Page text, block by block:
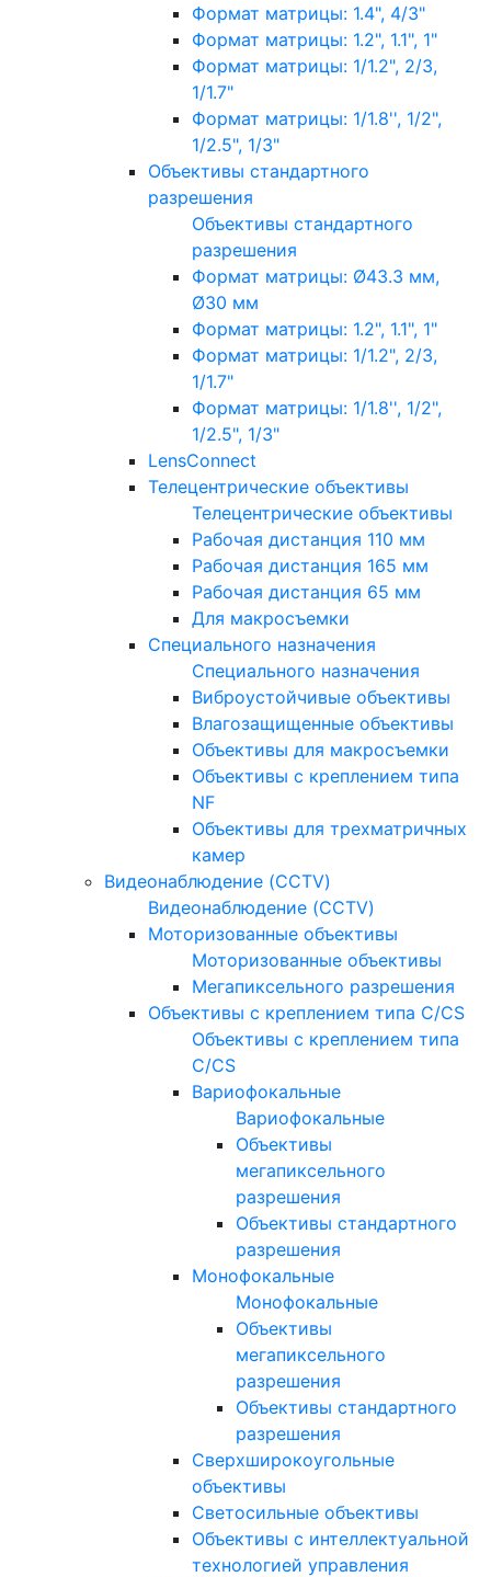
Формат матрицы: 1.4", 4/3"
Формат матрицы: 1.2", 1.1", 1"
Формат матрицы: 1/1.2", 2/3,
1/1.7"
Формат матрицы: 1/1.8'', 1/2",
1/2.5", 1/3"
Объективы стандартного
разрешения
Объективы стандартного
разрешения
Формат матрицы: Ø43.3 мм,
Ø30 мм
Формат матрицы: 1.2", 1.1", 1"
Формат матрицы: 1/1.2", 2/3,
1/1.7"
Формат матрицы: 1/1.8'', 1/2",
1/2.5", 1/3"
LensConnect
Телецентрические объективы
Телецентрические объективы
Рабочая дистанция 110 мм
Рабочая дистанция 165 мм
Рабочая дистанция 65 мм
Для макросъемки
Специального назначения
Специального назначения
Виброустойчивые объективы
Влагозащищенные объективы
Объективы для макросъемки
Объективы с креплением типа
NF
Объективы для трехматричных
камер
Видеонаблюдение (CCTV)
Видеонаблюдение (CCTV)
Моторизованные объективы
Моторизованные объективы
Мегапиксельного разрешения
Объективы с креплением типа C/CS
Объективы с креплением типа
C/CS
Вариофокальные
Вариофокальные
Объективы
мегапиксельного
разрешения
Объективы стандартного
разрешения
Монофокальные
Монофокальные
Объективы
мегапиксельного
разрешения
Объективы стандартного
разрешения
Сверхширокоугольные
объективы
Светосильные объективы
Объективы с интеллектуальной
технологией управления